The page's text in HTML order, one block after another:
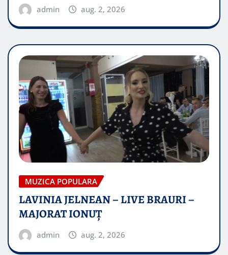
admin aug. 2, 2026
MUZICA POPULARA
LAVINIA JELNEAN – LIVE BRAURI –
MAJORAT IONUŢ
admin aug. 2, 2026